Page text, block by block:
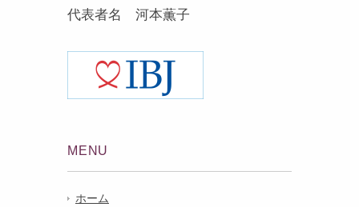
代表者名 河本薫子
MENU
ホーム